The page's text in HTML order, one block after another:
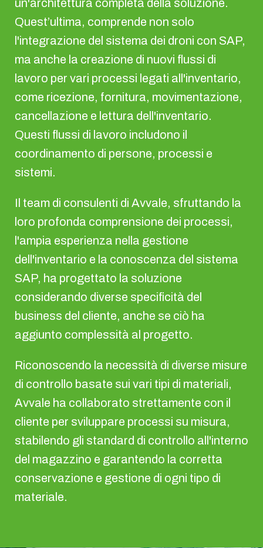
un'architettura completa della soluzione.
Quest’ultima, comprende non solo
l'integrazione del sistema dei droni con SAP,
ma anche la creazione di nuovi flussi di
lavoro per vari processi legati all'inventario,
come ricezione, fornitura, movimentazione,
cancellazione e lettura dell'inventario.
Questi flussi di lavoro includono il
coordinamento di persone, processi e
sistemi.
Il team di consulenti di Avvale, sfruttando la
loro profonda comprensione dei processi,
l'ampia esperienza nella gestione
dell'inventario e la conoscenza del sistema
SAP, ha progettato la soluzione
considerando diverse specificità del
business del cliente, anche se ciò ha
aggiunto complessità al progetto.
Riconoscendo la necessità di diverse misure
di controllo basate sui vari tipi di materiali,
Avvale ha collaborato strettamente con il
cliente per sviluppare processi su misura,
stabilendo gli standard di controllo all'interno
del magazzino e garantendo la corretta
conservazione e gestione di ogni tipo di
materiale.